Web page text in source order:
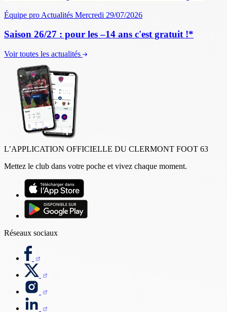
Équipe pro Actualités Mercredi 29/07/2026
Saison 26/27 : pour les –14 ans c'est gratuit !*
Voir toutes les actualités
L’APPLICATION OFFICIELLE DU CLERMONT FOOT 63
Mettez le club dans votre poche et vivez chaque moment.
Réseaux sociaux